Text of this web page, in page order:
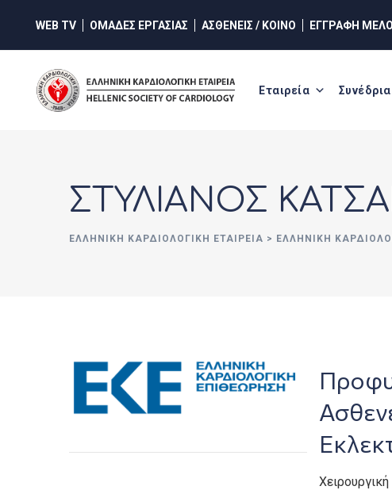
content
WEB TV ΟΜΑΔΕΣ ΕΡΓΑΣΙΑΣ ΑΣΘΕΝΕΙΣ / ΚΟΙΝΟ ΕΓΓΡΑΦΗ
Εταιρεία Συνέδρια
ΣΤΥΛΙΑΝΟΣ
ΕΛΛΗΝΙΚΉ ΚΑΡΔΙΟΛΟΓΙΚΉ ΕΤΑΙΡΕΊΑ > ΕΛΛΗΝΙΚΗ